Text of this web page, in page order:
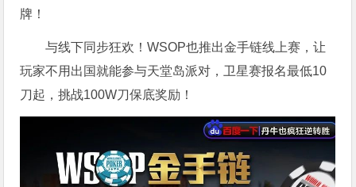
牌！
与线下同步狂欢！WSOP也推出金手链线上赛，让
玩家不用出国就能参与天堂岛派对，卫星赛报名最低10
刀起，挑战100W刀保底奖励！